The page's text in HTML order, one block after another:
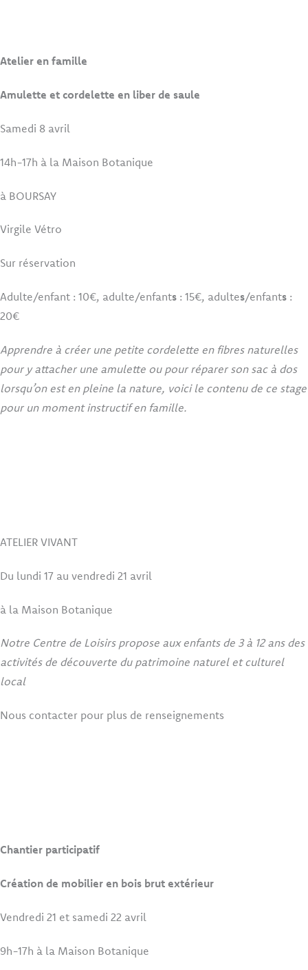
Atelier en famille
Amulette et cordelette en liber de saule
Samedi 8 avril
14h-17h à la Maison Botanique
à BOURSAY
Virgile Vétro
Sur réservation
Adulte/enfant : 10€, adulte/enfants : 15€, adultes/enfants :
20€
Apprendre à créer une petite cordelette en fibres naturelles
pour y attacher une amulette ou pour réparer son sac à dos
lorsqu’on est en pleine la nature, voici le contenu de ce stage
pour un moment instructif en famille.
ATELIER VIVANT
Du lundi 17 au vendredi 21 avril
à la Maison Botanique
Notre Centre de Loisirs propose aux enfants de 3 à 12 ans des
activités de découverte du patrimoine naturel et culturel
local
Nous contacter pour plus de renseignements
Chantier participatif
Création de mobilier en bois brut extérieur
Vendredi 21 et samedi 22 avril
9h-17h à la Maison Botanique